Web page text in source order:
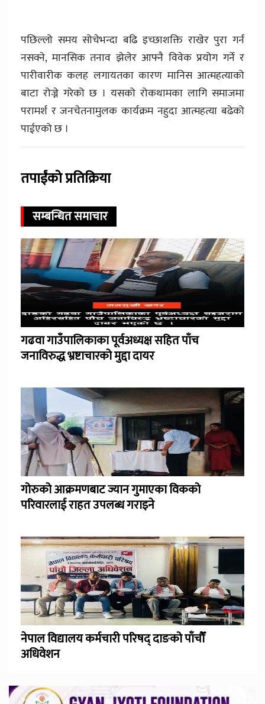
पछिल्लो समय सोचेभन्दा बढि इच्छाशक्ति राखेर पुरा गर्न
नसक्ने, मानसिक तनाव झेलेर आफ्नै विवेक प्रयोग गर्ने र
पारीवारीक कलह लगायतका कारण मानिस आत्महत्याको
बाटा रोज्ने गरेको छ । यसको रोकथामका लागि समाजमा
परामर्श र जनचेतनामुलक कार्यक्रम नहुदा आत्महत्या बढेको
पाईएको छ ।
तपाईंको प्रतिक्रिया
सम्बन्धित समाचार
गढवा गाउँपालिकाका पूर्वअध्यक्ष सहित पाँच
जनाविरुद्ध भ्रष्टाचारको मुद्दा दायर
गोरुको आक्रमणबाट ज्यान गुमाएका विकको
परिवारलाई राहत उपलब्ध गराइने
नेपाल विद्यालय कर्मचारी परिषद् दाङको पाँचौँ
अधिवेशन